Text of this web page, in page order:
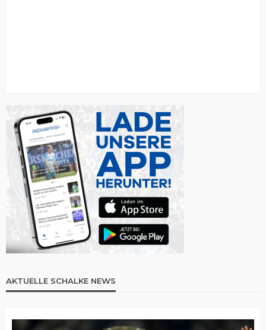
AKTUELLE SCHALKE NEWS